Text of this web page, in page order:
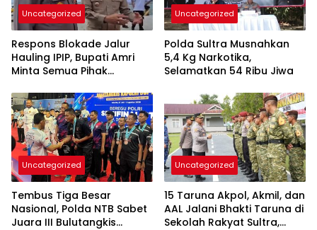
Uncategorized
Respons Blokade Jalur
Hauling IPIP, Bupati Amri
Minta Semua Pihak
Kepastian Hukum
Uncategorized
Polda Sultra Musnahkan
5,4 Kg Narkotika,
Selamatkan 54 Ribu Jiwa
Uncategorized
Tembus Tiga Besar
Nasional, Polda NTB Sabet
Juara III Bulutangkis
Uncategorized
15 Taruna Akpol, Akmil, dan
AAL Jalani Bhakti Taruna di
Sekolah Rakyat Sultra,